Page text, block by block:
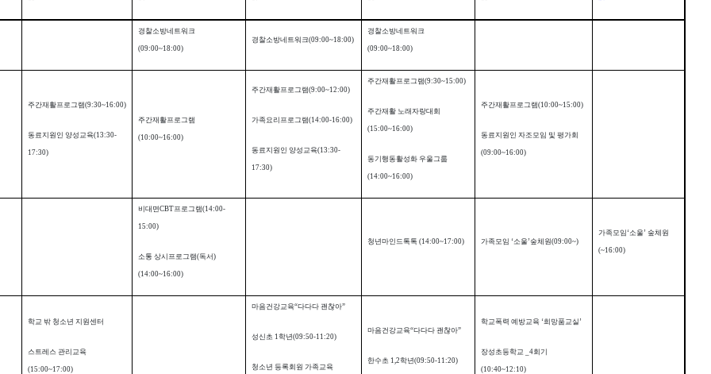
경찰소방네트워크
(09:00~18:00)
경찰소방네트워크(09:00~18:00)
경찰소방네트워크
(09:00~18:00)
주간재활프로그램(9:30~16:00)
동료지원인 양성교육(13:30-
17:30)
주간재활프로그램
(10:00~16:00)
주간재활프로그램(9:00~12:00)
가족요리프로그램(14:00-16:00)
동료지원인 양성교육(13:30-
17:30)
주간재활프로그램(9:30~15:00)
주간재활 노래자랑대회
(15:00~16:00)
동기행동활성화 우울그룹
(14:00~16:00)
주간재활프로그램(10:00~15:00)
동료지원인 자조모임 및 평가회
(09:00~16:00)
비대면CBT프로그램(14:00-
15:00)
소통 상시프로그램(독서)
(14:00~16:00)
청년마인드톡톡 (14:00~17:00) 가족모임 ‘소울’숲체원(09:00~)
가족모임 ‘소울’ 숲체원
(~16:00)
학교 밖 청소년 지원센터
스트레스 관리교육
(15:00~17:00)
마음건강교육“다다다 괜찮아”
성신초 1학년(09:50-11:20)
청소년 등록회원 가족교육
마음건강교육“다다다 괜찮아”
한수초 1,2학년(09:50-11:20)
학교폭력 예방교육 ‘희망품교실’
장성초등학교 _4회기
(10:40~12:10)